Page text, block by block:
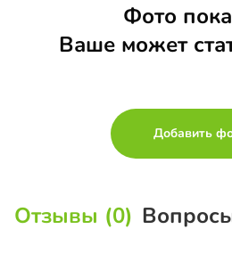
Фото
Ваше может
Добавить
Отзывы (0)